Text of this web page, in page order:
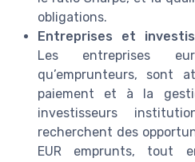
obligations.
Entreprises et
Les entreprises
qu’emprunteurs, sont
paiement et à la
investisseurs
recherchent des
EUR emprunts, tout